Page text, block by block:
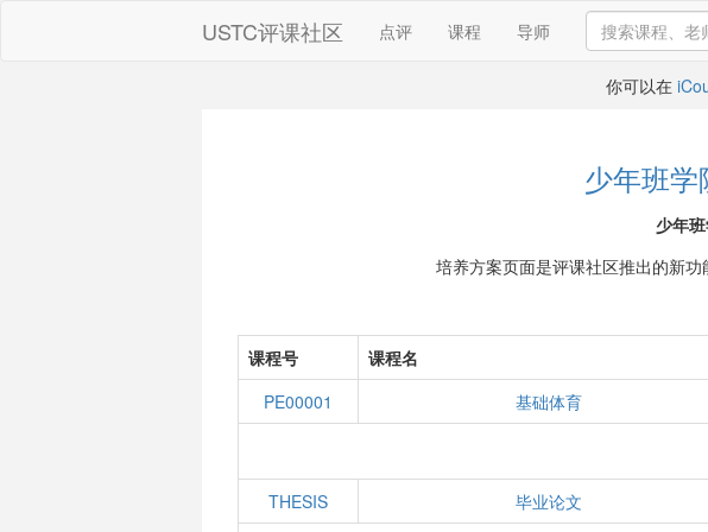
USTC评课社区 点评 课程 导师
你可以在
少年班学
少年
培养方案页面是评课社区推出的新
课程号 课程名
PE00001
基础体育
THESIS 毕业论文